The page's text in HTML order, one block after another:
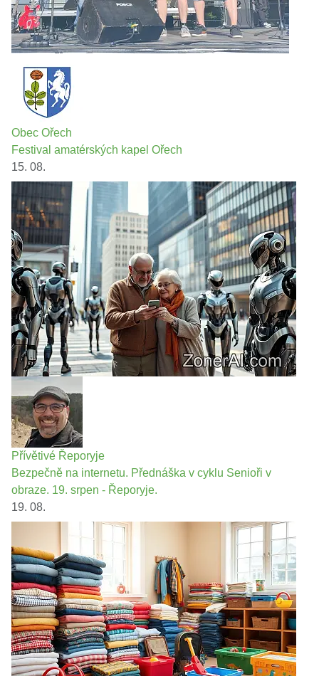
Obec Ořech
Festival amatérských kapel Ořech
15. 08.
Přívětivé Řeporyje
Bezpečně na internetu. Přednáška v cyklu Senioři v
obraze. 19. srpen - Řeporyje.
19. 08.